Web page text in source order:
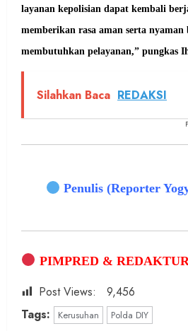
layanan kepolisian dapat kembali
memberikan rasa aman serta nyaman
membutuhkan pelayanan,” pungkas
Silahkan Baca REDAKSI
Penulis (Reporter
PIMPRED &
Post Views:
9,456
Tags:
Kerusuhan Polda DIY